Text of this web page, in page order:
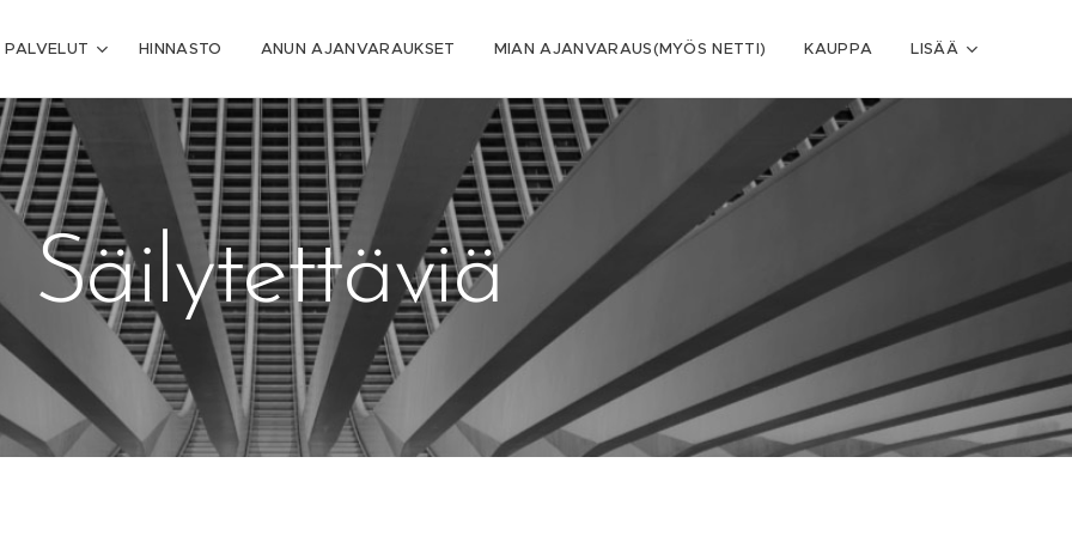
PALVELUT HINNASTO ANUN AJANVARAUKSET MIAN AJANVARAUS(MYÖS NETTI) KAUPPA LISÄÄ
Säilytettäviä